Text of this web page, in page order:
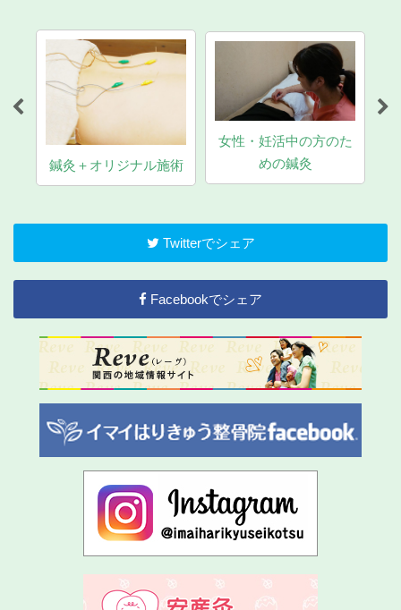
鍼灸＋オリジナル施術
女性・妊活中の方のた
めの鍼灸
Twitterでシェア
Facebookでシェア